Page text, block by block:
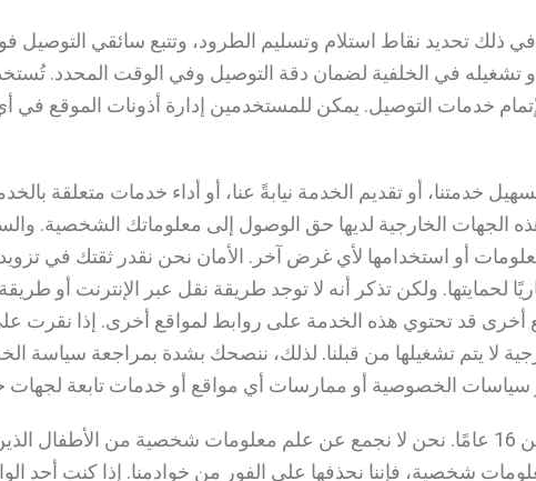
ذلك تحديد نقاط استلام وتسليم الطرود، وتتبع سائقي التوصيل
تشغيله في الخلفية لضمان دقة التوصيل وفي الوقت المحدد.
خدمات التوصيل. يمكن للمستخدمين إدارة أذونات الموقع
خدمتنا، أو تقديم الخدمة نيابةً عنا، أو أداء خدمات متعلقة
الجهات الخارجية لديها حق الوصول إلى معلوماتك الشخصية.
أو استخدامها لأي غرض آخر. الأمان نحن نقدر ثقتك في
لحمايتها. ولكن تذكر أنه لا توجد طريقة نقل عبر الإنترنت أو
روابط لمواقع أخرى قد تحتوي هذه الخدمة على روابط لمواقع أخرى. إذا نقرت
لا يتم تشغيلها من قبلنا. لذلك، ننصحك بشدة بمراجعة سياسة
الخصوصية أو ممارسات أي مواقع أو خدمات تابعة لجهات
طفلًا يقل عمره عن 16 عامًا قد زودنا بمعلومات شخصية، فإننا نحذفها على الفور من خوادمنا. إذا